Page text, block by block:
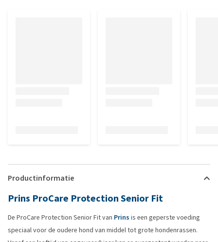
Productinformatie
Prins ProCare Protection Senior Fit
De ProCare Protection Senior Fit van Prins is een geperste voeding
speciaal voor de oudere hond van middel tot grote hondenrassen.